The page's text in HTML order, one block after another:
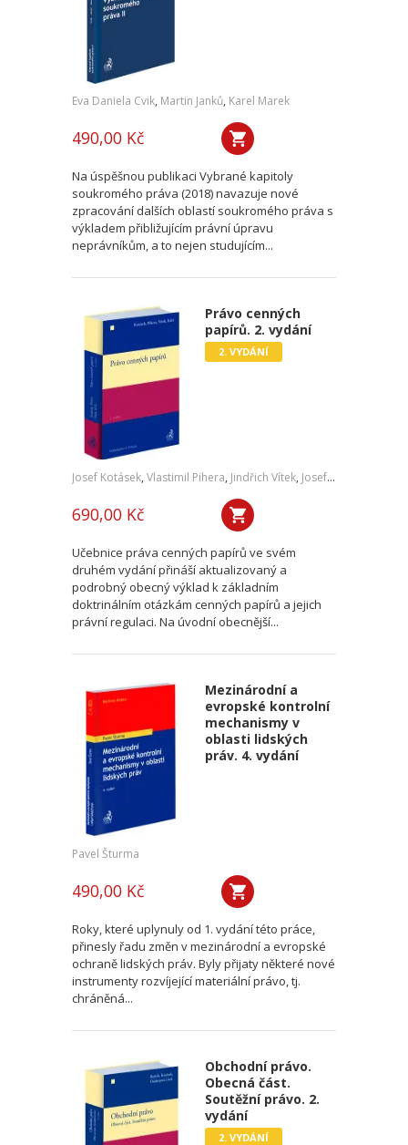
Eva Daniela Cvik, Martin Janků, Karel Marek
490,00 Kč
Na úspěšnou publikaci Vybrané kapitoly
soukromého práva (2018) navazuje nové
zpracování dalších oblastí soukromého práva s
výkladem přibližujícím právní úpravu
neprávníkům, a to nejen studujícím...
Právo cenných
papírů. 2. vydání
2. VYDÁNÍ
Josef Kotásek, Vlastimil Pihera, Jindřich Vítek, Josef Kříž
690,00 Kč
Učebnice práva cenných papírů ve svém
druhém vydání přináší aktualizovaný a
podrobný obecný výklad k základním
doktrinálním otázkám cenných papírů a jejich
právní regulaci. Na úvodní obecnější...
Mezinárodní a
evropské kontrolní
mechanismy v
oblasti lidských
práv. 4. vydání
Pavel Šturma
490,00 Kč
Roky, které uplynuly od 1. vydání této práce,
přinesly řadu změn v mezinárodní a evropské
ochraně lidských práv. Byly přijaty některé nové
instrumenty rozvíjející materiální právo, tj.
chráněná...
Obchodní právo.
Obecná část.
Soutěžní právo. 2.
vydání
2. VYDÁNÍ